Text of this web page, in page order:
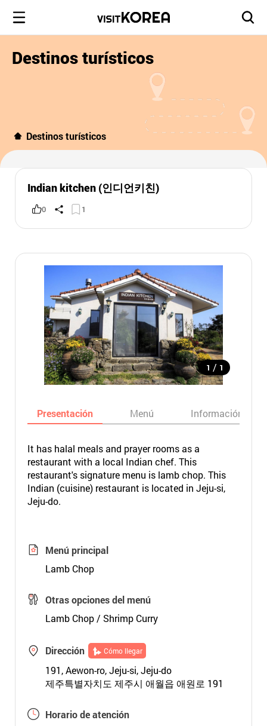
Destinos turísticos
Destinos turísticos
Indian kitchen (인디언키친)
0 1
1 / 1
Presentación Menú Información
It has halal meals and prayer rooms as a
restaurant with a local Indian chef. This
restaurant's signature menu is lamb chop. This
Indian (cuisine) restaurant is located in Jeju-si,
Jeju-do.
Menú principal
Lamb Chop
Otras opciones del menú
Lamb Chop / Shrimp Curry
Dirección Cómo llegar
191, Aewon-ro, Jeju-si, Jeju-do
제주특별자치도 제주시 애월읍 애원로 191
Horario de atención